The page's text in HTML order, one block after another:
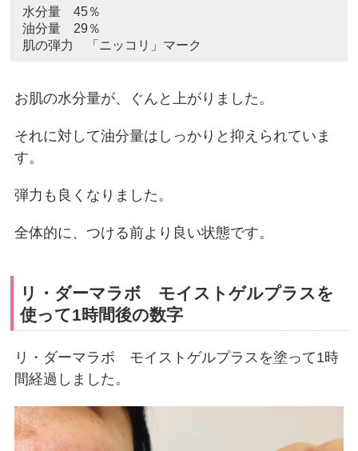
水分量 45％
油分量 29％
肌の弾力 「ニッコリ」マーク
お肌の水分量が、ぐんと上がりました。
それに対して油分量はしっかりと抑えられていま
す。
弾力も良くなりました。
全体的に、つける前より良い状態です。
リ・ダーマラボ モイストゲルプラスを
使って1時間後の数字
リ・ダーマラボ モイストゲルプラスを塗って1時
間経過しました。